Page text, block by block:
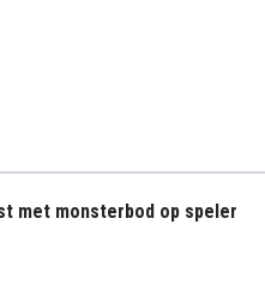
met monsterbod op speler